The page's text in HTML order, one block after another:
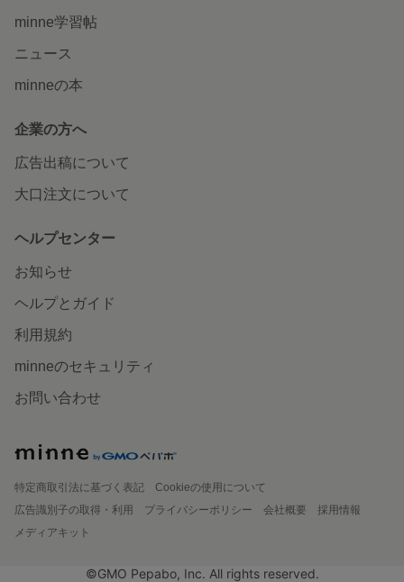
minne学習帖
ニュース
minneの本
企業の方へ
広告出稿について
大口注文について
ヘルプセンター
お知らせ
ヘルプとガイド
利用規約
minneのセキュリティ
お問い合わせ
特定商取引法に基づく表記
Cookieの使用について
広告識別子の取得・利用
プライバシーポリシー 会社概要
採用情報
メディアキット
©GMO Pepabo, Inc. All rights reserved.